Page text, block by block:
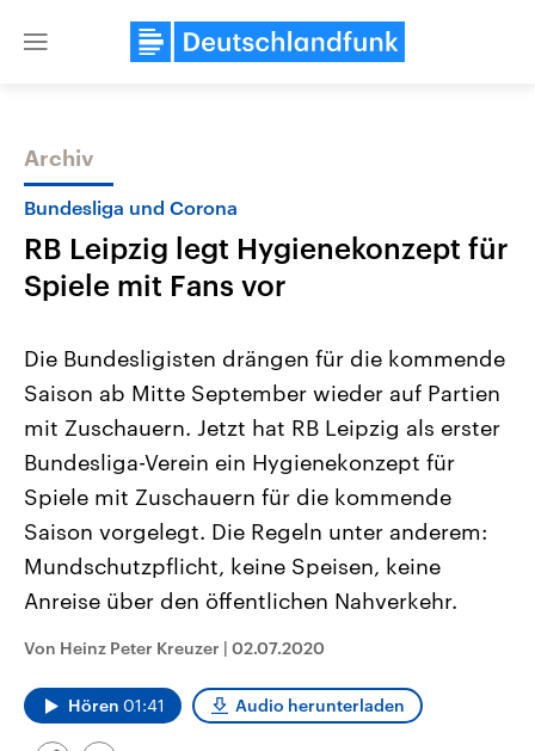
Close
Themen
Landtagswahl Sachsen-Anhalt
2026
Alle Informationen
Sachsen-Anhalt wählt am 6.
September 2026 einen neuen
Landtag. Seit 2021 wird das
Bundesland von einer Koalition aus
CDU, SPD und FDP regiert.-
Umfragen, Prognosen,
Wahlprogramme, aktuelle Berichte
und Hintergründe zu den Parteien
Wahl.
USA
Aktuelle Beiträge,
Hintergründe
Wirtschaftlich und
gehören die Vereinigten
den mächtigsten Ländern
mit großem Einfluss auf
Sendungen Programm Podcasts
Archiv
Bundesliga und Corona
RB Leipzig legt Hygienekonzept für
Spiele mit Fans vor
Die Bundesligisten drängen für die kommende
Saison ab Mitte September wieder auf Partien
mit Zuschauern. Jetzt hat RB Leipzig als erster
Bundesliga-Verein ein Hygienekonzept für
Spiele mit Zuschauern für die kommende
Saison vorgelegt. Die Regeln unter anderem:
Mundschutzpflicht, keine Speisen, keine
Anreise über den öffentlichen Nahverkehr.
Von Heinz Peter Kreuzer | 02.07.2020
Hören 01:41 Audio herunterladen